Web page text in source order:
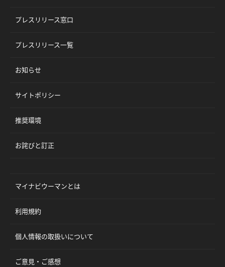
プレスリリース窓口
プレスリリース一覧
お知らせ
サイトポリシー
推奨環境
お詫びと訂正
マイナビウーマンとは
利用規約
個人情報の取扱いについて
ご意見・ご感想